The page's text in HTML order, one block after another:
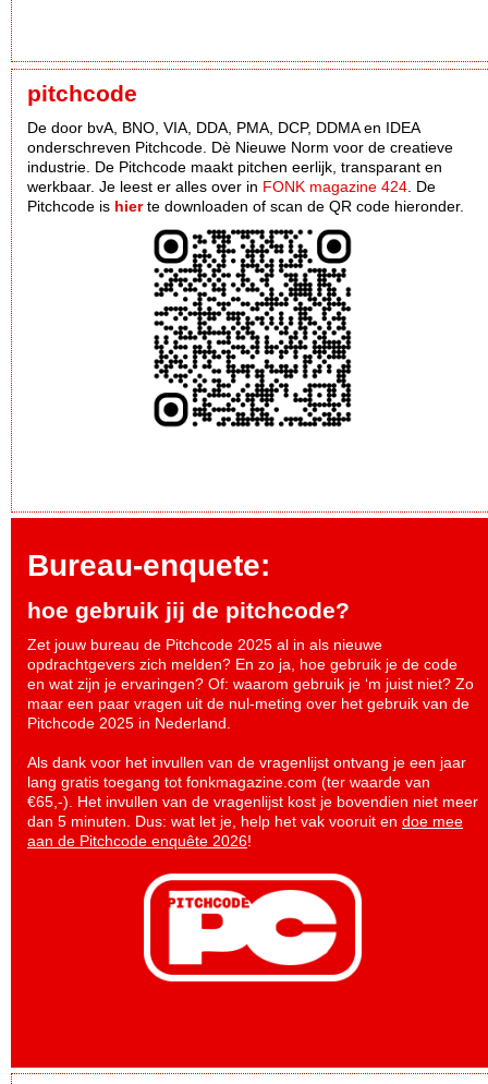
pitchcode
De door bvA, BNO, VIA, DDA, PMA, DCP, DDMA en IDEA
onderschreven Pitchcode. Dè Nieuwe Norm voor de creatieve
industrie. De Pitchcode maakt pitchen eerlijk, transparant en
werkbaar. Je leest er alles over in FONK magazine 424. De
Pitchcode is hierte downloaden of scan de QR code hieronder.
Bureau-enquete:
hoe gebruik jij de pitchcode?
Zet jouw bureau de Pitchcode 2025 al in als nieuwe
opdrachtgevers zich melden? En zo ja, hoe gebruik je de code
en wat zijn je ervaringen? Of: waarom gebruik je ‘m juist niet? Zo
maar een paar vragen uit de nul-meting over het gebruik van de
Pitchcode 2025 in Nederland.
Als dank voor het invullen van de vragenlijst ontvang je een jaar
lang gratis toegang tot fonkmagazine.com (ter waarde van
€65,-). Het invullen van de vragenlijst kost je bovendien niet meer
dan 5 minuten. Dus: wat let je, help het vak vooruit en doe mee
aan de Pitchcode enquête 2026!